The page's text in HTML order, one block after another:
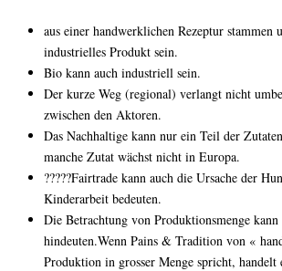
aus einer handwerklichen Rezeptur stammen
industrielles Produkt sein.
Bio kann auch industriell sein.
Der kurze Weg (regional) verlangt nicht
zwischen den Aktoren.
Das Nachhaltige kann nur ein Teil der
manche Zutat wächst nicht in Europa.
?????Fairtrade kann auch die Ursache der
Kinderarbeit bedeuten.
Die Betrachtung von Produktionsmenge
hindeuten.Wenn Pains & Tradition von «
Produktion in grosser Menge spricht, handelt